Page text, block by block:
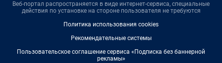
Веб-портал распространяется в виде интернет-сервиса, специальные
действия по установке на стороне пользователя не требуются
Политика использования cookies
Рекомендательные системы
Пользовательское соглашение сервиса «Подписка без баннерной
рекламы»